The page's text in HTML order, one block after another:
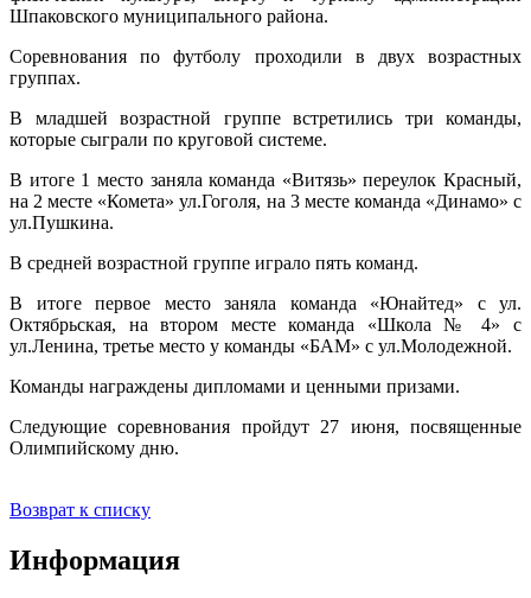
Шпаковского муниципального района.
Соревнования по футболу проходили в двух возрастных
группах.
В младшей возрастной группе встретились три команды,
которые сыграли по круговой системе.
В итоге 1 место заняла команда «Витязь» переулок Красный,
на 2 месте «Комета» ул.Гоголя, на 3 месте команда «Динамо» с
ул.Пушкина.
В средней возрастной группе играло пять команд.
В итоге первое место заняла команда «Юнайтед» с ул.
Октябрьская, на втором месте команда «Школа № 4» с
ул.Ленина, третье место у команды «БАМ» с ул.Молодежной.
Команды награждены дипломами и ценными призами.
Следующие соревнования пройдут 27 июня, посвященные
Олимпийскому дню.
Возврат к списку
Информация